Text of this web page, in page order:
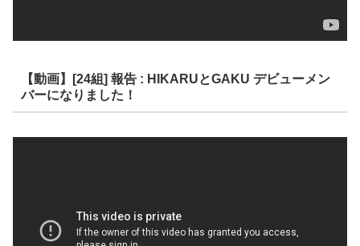
【動画】[24組] 報告 : HIKARUとGAKU デビューメン
バーになりました！